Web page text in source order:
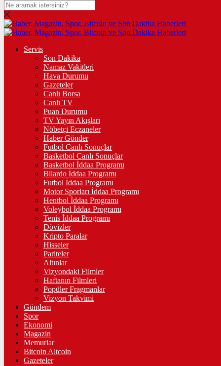
DOLAR
47,7151$% 0.16
% 0
STERLİN
% 0.09
GRAM ALTIN
%0,75
ÇEYREK ALTIN
10.717,00%0,79
TAM ALTIN
42.685,00%0,79
%0,70
%0,70
฿%-0.5
LİTECOİN
2166.28Ł%1
ETHEREUM
90464 Ξ%0
Servis
Son Dakika
Namaz Vakitleri
Hava Durumu
Gazeteler
Canlı Borsa
Canlı TV
Puan Durumu
TV Yayın Akışları
Nöbetçi Eczaneler
Haber Gönder
Futbol Canlı Sonuçlar
Basketbol Canlı Sonuçlar
Basketbol İddaa Programı
Bilardo İddaa Programı
Futbol İddaa Programı
Motor Sporları İddaa Programı
Hentbol İddaa Programı
Voleybol İddaa Programı
Tenis İddaa Programı
Dövizler
Kripto Paralar
Hisseler
Pariteler
Altınlar
Vizyondaki Filmler
Haftanın Filmleri
Popüler Fragmanlar
Vizyon Takvimi
Gündem
Spor
Ekonomi
Magazin
Memurlar
Bitcoin Altcoin
Gazeteler